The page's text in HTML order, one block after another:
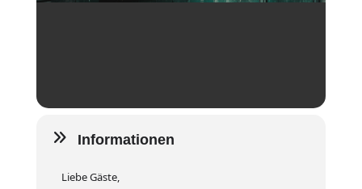
Informationen
Liebe Gäste,